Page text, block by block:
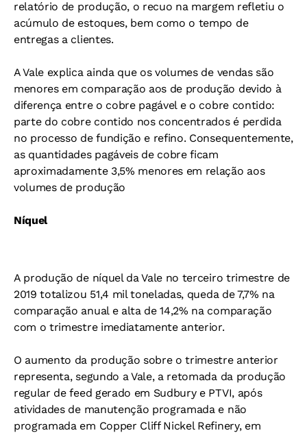
relatório de produção, o recuo na margem refletiu o
acúmulo de estoques, bem como o tempo de
entregas a clientes.
A Vale explica ainda que os volumes de vendas são
menores em comparação aos de produção devido à
diferença entre o cobre pagável e o cobre contido:
parte do cobre contido nos concentrados é perdida
no processo de fundição e refino. Consequentemente,
as quantidades pagáveis de cobre ficam
aproximadamente 3,5% menores em relação aos
volumes de produção
Níquel
A produção de níquel da Vale no terceiro trimestre de
2019 totalizou 51,4 mil toneladas, queda de 7,7% na
comparação anual e alta de 14,2% na comparação
com o trimestre imediatamente anterior.
O aumento da produção sobre o trimestre anterior
representa, segundo a Vale, a retomada da produção
regular de feed gerado em Sudbury e PTVI, após
atividades de manutenção programada e não
programada em Copper Cliff Nickel Refinery, em